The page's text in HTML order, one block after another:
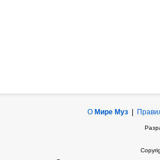
О Мире Муз|